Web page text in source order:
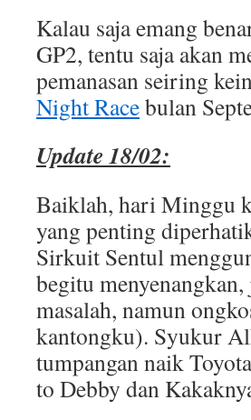
Kalau saja emang
GP2, tentu saja akan
pemanasan seiring
Night Racebulan
Update 18/02:
Baiklah, hari Minggu
yang penting
Sirkuit Sentul
begitu
masalah, namun
kantongku). Syukur
tumpangan naik
to Debby dan